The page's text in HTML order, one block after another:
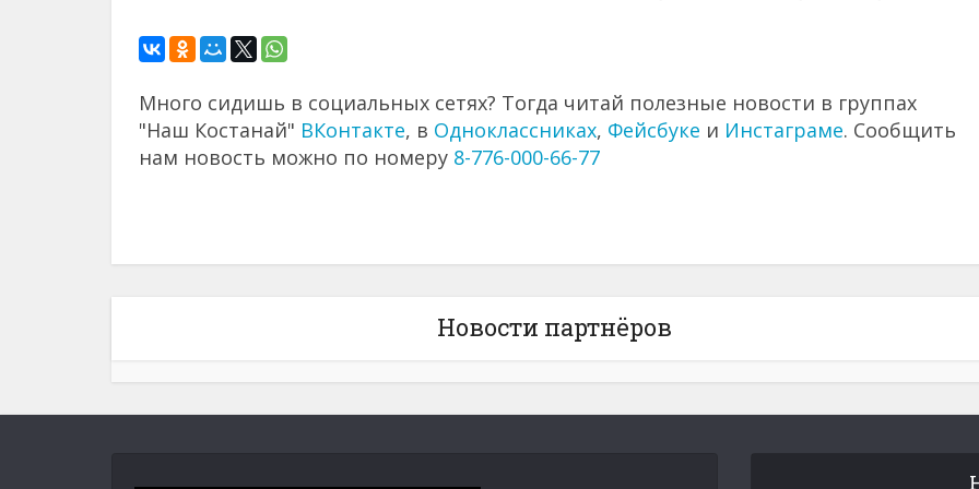
Много сидишь в социальных сетях? Тогда читай полезные новости в группах
"Наш Костанай" ВКонтакте, в Одноклассниках, Фейсбуке и Инстаграме. Сообщить
нам новость можно по номеру 8-776-000-66-77
Новости партнёров